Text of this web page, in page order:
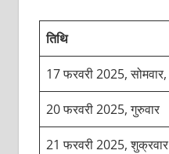
तिथि
17 फरवरी 2025, सोमवार,
20 फरवरी 2025, गुरुवार
21 फरवरी 2025, शुक्रवार